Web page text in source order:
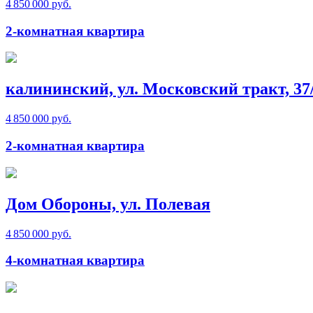
4 850 000 руб.
2-комнатная квартира
калининский, ул. Московский тракт,
4 850 000 руб.
2-комнатная квартира
Дом Обороны, ул. Полевая
4 850 000 руб.
4-комнатная квартира